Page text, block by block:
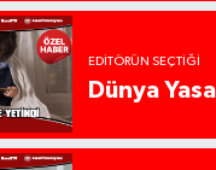
EDITÖRÜN SEÇTIĞI
Dünya